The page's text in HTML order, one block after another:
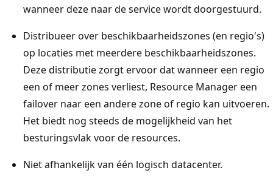
wanneer deze naar de service wordt doorgestuurd.
Distribueer over beschikbaarheidszones (en regio's)
op locaties met meerdere beschikbaarheidszones.
Deze distributie zorgt ervoor dat wanneer een regio
een of meer zones verliest, Resource Manager een
failover naar een andere zone of regio kan uitvoeren.
Het biedt nog steeds de mogelijkheid van het
besturingsvlak voor de resources.
Niet afhankelijk van één logisch datacenter.